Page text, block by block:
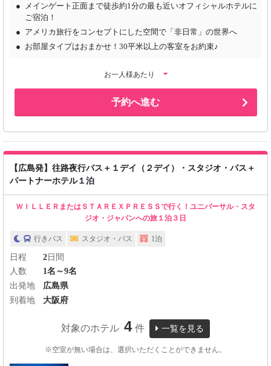
メインゲート正面まで徒歩約1分の最も近いオフィシャルホテルに
ご宿泊！
アメリカ旅行をコンセプトにした空間で「非日常」の世界へ
お部屋タイプはおまかせ！30平米以上の客室をお約束♪
お一人様あたり -
予約へ進む
【広島発】往路夜行バス＋１デイ（２デイ）・スタジオ・パス＋
パートナーホテル１泊
ＷＩＬＬＥＲまたはＳＴＡＲＥＸＰＲＥＳＳで行く！ユニバーサル・スタ
ジオ・ジャパンへの旅１泊３日
行きバス スタジオ・パス 1泊
日程 2日間
人数
1名～9名
出発地
広島県
到着地
大阪府
対象のホテル 4 件 一覧を見る
※空室が無い場合は、選択いただくことができません。